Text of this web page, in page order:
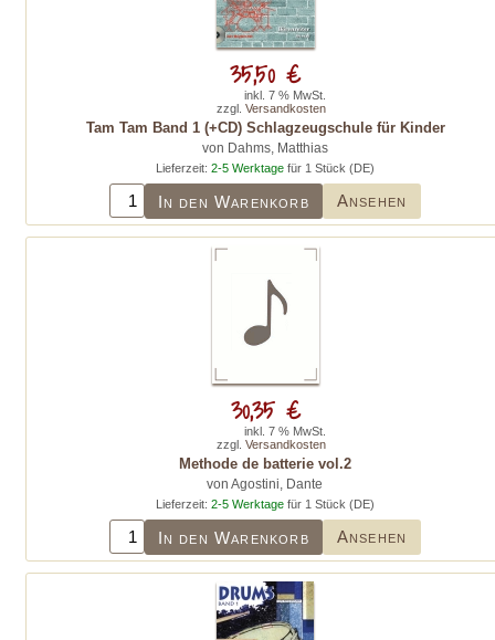
Tam Tam Band 1 (+CD) Schlagzeugschule für Kinder
von Dahms, Matthias
Lieferzeit: 2-5 Werktage für 1 Stück (DE)
In den Warenkorb Ansehen
35,50 €
inkl. 7 % MwSt.
zzgl. Versandkosten
Methode de batterie vol.2
von Agostini, Dante
Lieferzeit: 2-5 Werktagefür 1 Stück (DE)
In den Warenkorb Ansehen
30,35 €
inkl. 7 % MwSt.
zzgl. Versandkosten